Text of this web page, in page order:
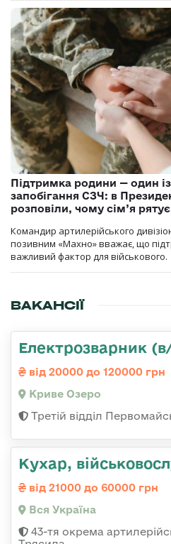
Підтримка родини — один
запобігання СЗЧ: в
розповіли, чому сім’я
Командир артилерійського
позивним «Махно» вважає, що
важливий фактор для військового.
ВАКАНСІЇ
Електрозварник
від 20000 до 120000 грн
Криве Озеро
Третій відділ
Кухар,
від 21000 до 60000 грн
Вся Україна
43-тя окрема